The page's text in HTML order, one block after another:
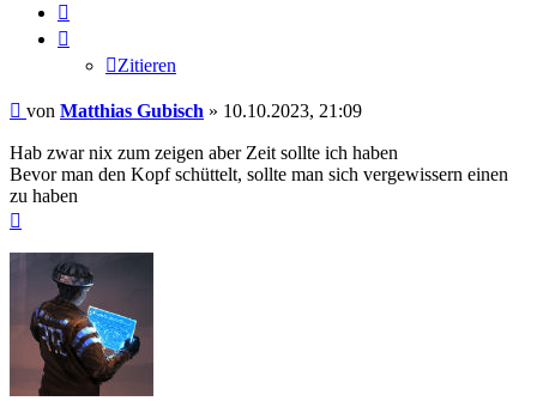
Zitieren
Beitrag
von Matthias Gubisch » 10.10.2023, 21:09
Hab zwar nix zum zeigen aber Zeit sollte ich haben
Bevor man den Kopf schüttelt, sollte man sich vergewissern einen
zu haben